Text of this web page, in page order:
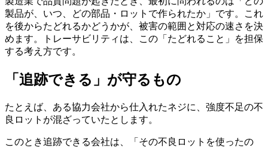
製品が、いつ、どの部品・ロットで作られたか」です。これ
を後からたどれるかどうかが、被害の範囲と対応の速さを決
めます。トレーサビリティは、この「たどれること」を担保
する考え方です。
「追跡できる」が守るもの
たとえば、ある協力会社から仕入れたネジに、強度不足の不
良ロットが混ざっていたとします。
このとき追跡できる会社は、「その不良ロットを使ったの